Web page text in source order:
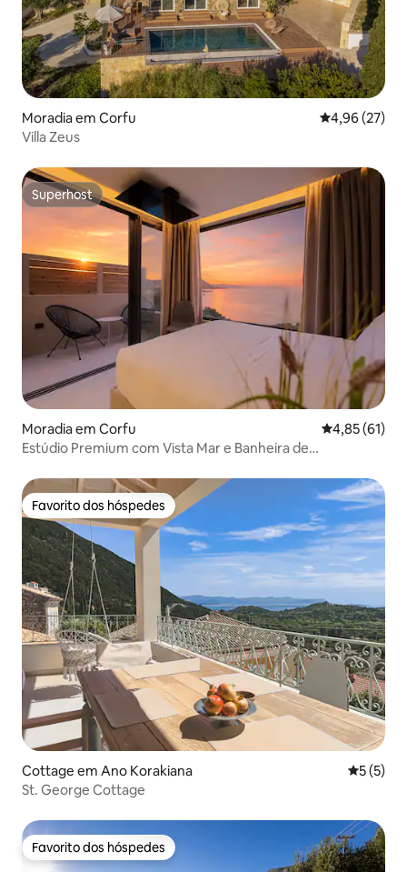
Moradia em Corfu Classificação
4,96 (27)
Villa Zeus
Superhost
Superhost
Moradia em Corfu Classificação
4,85 (61)
Estúdio Premium com Vista Mar e Banheira de
Favorito dos hóspedes
Favorito dos hóspedes
Cottage em Ano Korakiana
5 (5)
St. George Cottage
Favorito dos hóspedes
Favorito dos hóspedes